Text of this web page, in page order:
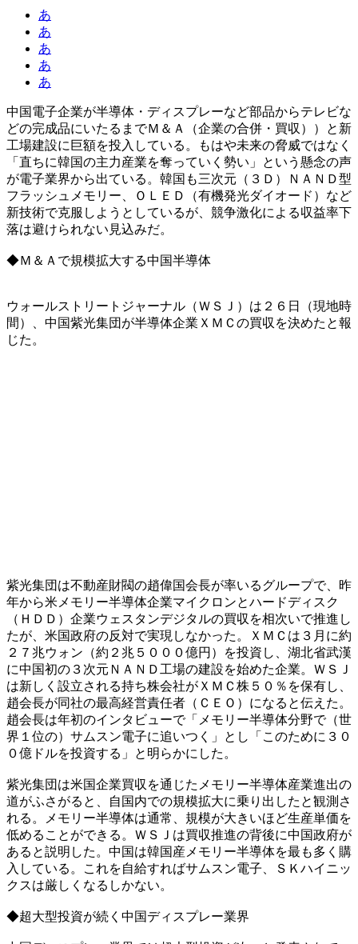
あ
あ
あ
あ
あ
中国電子企業が半導体・ディスプレーなど部品からテレビな
どの完成品にいたるまでＭ＆Ａ（企業の合併・買収））と新
工場建設に巨額を投入している。もはや未来の脅威ではなく
「直ちに韓国の主力産業を奪っていく勢い」という懸念の声
が電子業界から出ている。韓国も三次元（３Ｄ）ＮＡＮＤ型
フラッシュメモリー、ＯＬＥＤ（有機発光ダイオード）など
新技術で克服しようとしているが、競争激化による収益率下
落は避けられない見込みだ。
◆Ｍ＆Ａで規模拡大する中国半導体
ウォールストリートジャーナル（ＷＳＪ）は２６日（現地時
間）、中国紫光集団が半導体企業ＸＭＣの買収を決めたと報
じた。
紫光集団は不動産財閥の趙偉国会長が率いるグループで、昨
年から米メモリー半導体企業マイクロンとハードディスク
（ＨＤＤ）企業ウェスタンデジタルの買収を相次いで推進し
たが、米国政府の反対で実現しなかった。ＸＭＣは３月に約
２７兆ウォン（約２兆５０００億円）を投資し、湖北省武漢
に中国初の３次元ＮＡＮＤ工場の建設を始めた企業。ＷＳＪ
は新しく設立される持ち株会社がＸＭＣ株５０％を保有し、
趙会長が同社の最高経営責任者（ＣＥＯ）になると伝えた。
趙会長は年初のインタビューで「メモリー半導体分野で（世
界１位の）サムスン電子に追いつく」とし「このために３０
０億ドルを投資する」と明らかにした。
紫光集団は米国企業買収を通じたメモリー半導体産業進出の
道がふさがると、自国内での規模拡大に乗り出したと観測さ
れる。メモリー半導体は通常、規模が大きいほど生産単価を
低めることができる。ＷＳＪは買収推進の背後に中国政府が
あると説明した。中国は韓国産メモリー半導体を最も多く購
入している。これを自給すればサムスン電子、ＳＫハイニッ
クスは厳しくなるしかない。
◆超大型投資が続く中国ディスプレー業界